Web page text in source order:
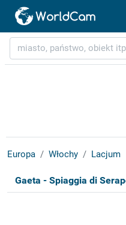
Europa Włochy Lacjum
Gaeta - Spiaggia di